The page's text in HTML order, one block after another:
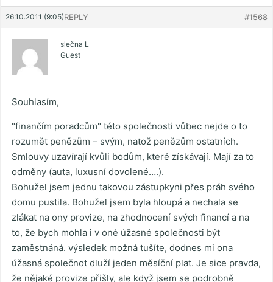
26.10.2011 (9:05) #1568
REPLY
slečna L
Guest
Souhlasím,
"finančím poradcům" této společnosti vůbec nejde o to
rozumět penězům – svým, natož penězům ostatních.
Smlouvy uzavírají kvůli bodům, které získávají. Mají za to
odměny (auta, luxusní dovolené….).
Bohužel jsem jednu takovou zástupkyni přes práh svého
domu pustila. Bohužel jsem byla hloupá a nechala se
zlákat na ony provize, na zhodnocení svých financí a na
to, že bych mohla i v oné úžasné společnosti být
zaměstnáná. výsledek možná tušíte, dodnes mi ona
úžasná společnot dluží jeden měsíční plat. Je sice pravda,
že nějaké provize přišly, ale když jsem se podrobně